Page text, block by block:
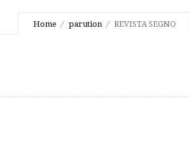
Home parution REVISTA SEGNO